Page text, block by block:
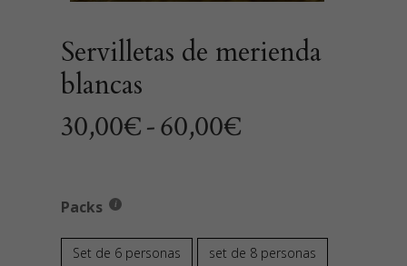
Servilletas de merienda
blancas
30,00€-60,00€Rango
30,00€
Packs
Set de 6 personas set de 8 personas